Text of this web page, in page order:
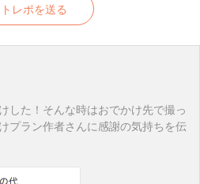
レポを送る
した！そんな時はおでかけ先で撮っ
プラン作者さんに感謝の気持ちを伝